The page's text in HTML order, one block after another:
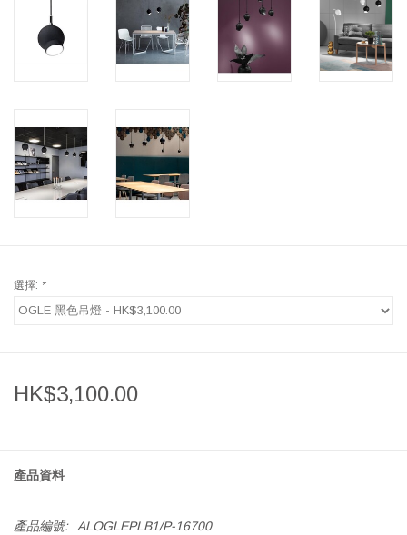
STORIES 故事
選擇: *
HK$3,100.00
產品資料
產品編號:
ALOGLEPLB1/P-16700